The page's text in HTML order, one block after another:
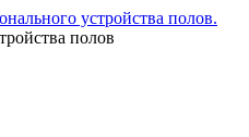
полов